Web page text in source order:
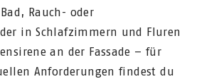
Rauch- oder
in Schlafzimmern und Fluren
an der Fassade – für
Anforderungen findest du